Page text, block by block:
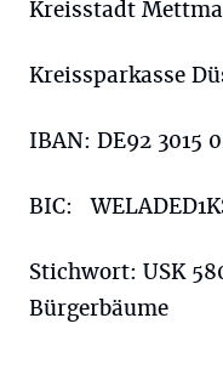
Kreisstadt
Kreissparkasse
IBAN: DE92 3015
BIC:
Stichwort: USK
Bürgerbäume